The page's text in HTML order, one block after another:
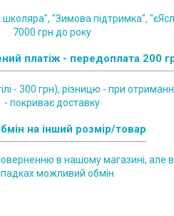
"Зимова підтримка",
7000 грн до року
платіж - передоплата 200
- 300 грн), різницю - при
- покриває доставку
на інший розмір/товар
в нашому магазині, але
можливий обмін